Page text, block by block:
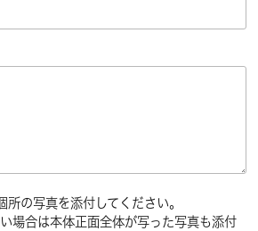
の写真を添付してください。
場合は本体正面全体が写った写真も添付